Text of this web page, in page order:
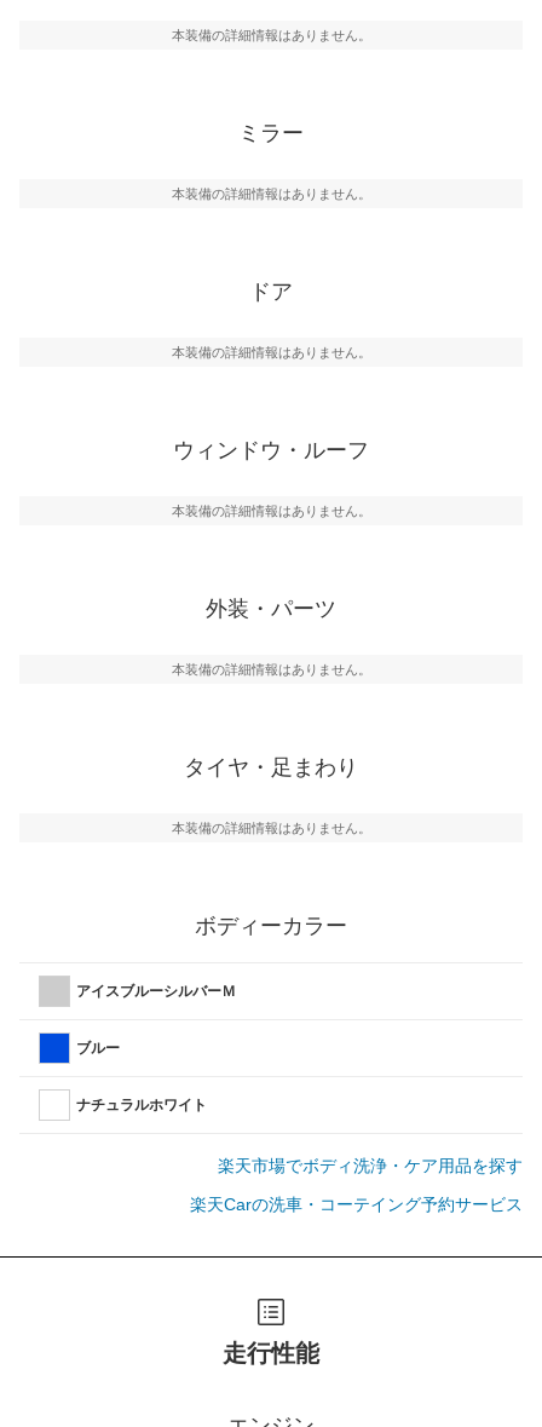
本装備の詳細情報はありません。
ミラー
本装備の詳細情報はありません。
ドア
本装備の詳細情報はありません。
ウィンドウ・ルーフ
本装備の詳細情報はありません。
外装・パーツ
本装備の詳細情報はありません。
タイヤ・足まわり
本装備の詳細情報はありません。
ボディーカラー
アイスブルーシルバーＭ
ブルー
ナチュラルホワイト
楽天市場でボディ洗浄・ケア用品を探す
楽天Carの洗車・コーテイング予約サービス
走行性能